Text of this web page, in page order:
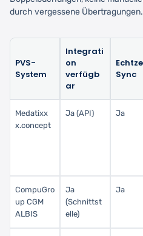
durch vergessene Übertragungen.
PVS-
System
Integrati
on
verfügb
ar
Sync
Medatixx
x.concept
Ja (API) Ja
CompuGro
up CGM
ALBIS
Ja
(Schnittst
elle)
Ja